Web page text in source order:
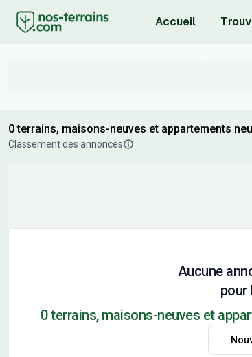
Accueil
0 terrains, maisons-neuves et appartements
Classement des annonces
Aucune
pour
0 terrains, maisons-neuves et